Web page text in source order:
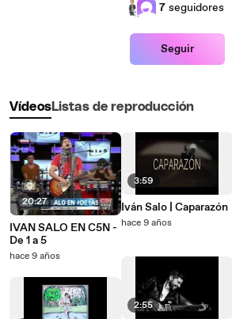
7 seguidores
Seguir
VídeosListas de reproducción
20:27
IVAN SALO EN C5N -
De 1 a 5
hace 9 años
3:59
Iván Salo | Caparazón
hace 9 años
2:55